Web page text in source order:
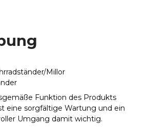
Millor
Funktion des Produkts
eine sorgfältige Wartung und ein
Umgang damit wichtig.